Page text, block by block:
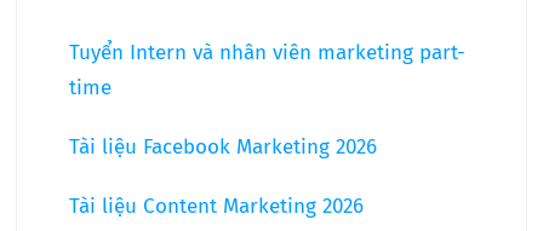
Tuyển Intern và nhân viên marketing part-
time
Tài liệu Facebook Marketing 2026
Tài liệu Content Marketing 2026